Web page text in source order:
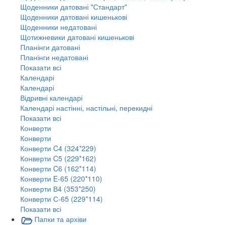
Щоденники датовані "Стандарт"
Щоденники датовані кишенькові
Щоденники недатовані
Щотижневики датовані кишенькові
Планінги датовані
Планінги недатовані
Показати всі
Календарі
Календарі
Відривні календарі
Календарі настінні, настільні, перекидні
Показати всі
Конверти
Конверти
Конверти C4 (324*229)
Конверти C5 (229*162)
Конверти C6 (162*114)
Конверти E-65 (220*110)
Конверти В4 (353*250)
Конверти С-65 (229*114)
Показати всі
Папки та архіви